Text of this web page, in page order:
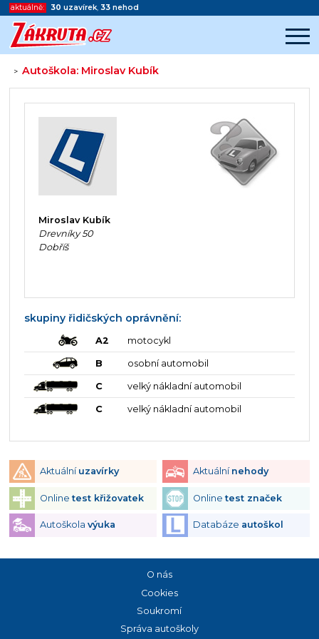
aktuálně: 30 uzavírek, 33 nehod
>Autoškola: Miroslav Kubík
Začátek reklamy
Konec reklamy
Miroslav Kubík
Drevníky 50
Dobříš
skupiny řidičských oprávnění:
A2 motocykl
B osobní automobil
C velký nákladní automobil
C velký nákladní automobil
Aktuální uzavírky Aktuální nehody
Onlinetest křižovatek Onlinetest značek
Autoškola výuka Databáze autoškol
O nás
Cookies
Soukromí
Správa autoškoly